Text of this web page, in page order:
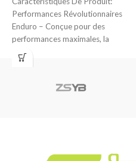
Performances Révolutionnaires
Enduro – Conçue pour des
performances maximales, la
batterie Enduro de 1 720 mAh est